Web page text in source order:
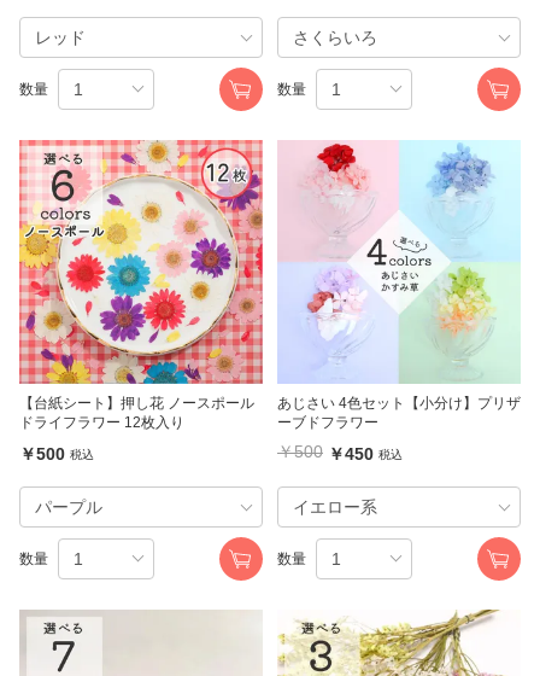
数量 数量
【台紙シート】押し花 ノースポール
ドライフラワー 12枚入り
￥500 税込
数量
あじさい 4色セット【小分け】プリザ
ーブドフラワー
￥500 ￥450 税込
数量